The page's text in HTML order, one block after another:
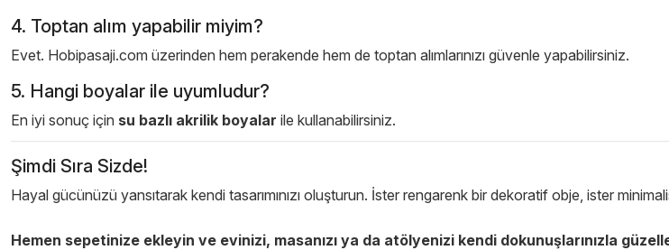
4. Toptan alım yapabilir miyim?
Evet. Hobipasaji.com üzerinden hem perakende hem de toptan alımlarınızı güvenle yapabilirsiniz.
5. Hangi boyalar ile uyumludur?
En iyi sonuç için su bazlı akrilik boyalar ile kullanabilirsiniz.
Şimdi Sıra Sizde!
Hayal gücünüzü yansıtarak kendi tasarımınızı oluşturun. İster rengarenk bir dekoratif obje, ister
Hemen sepetinize ekleyin ve evinizi, masanızı ya da atölyenizi kendi dokunuşlarınızla